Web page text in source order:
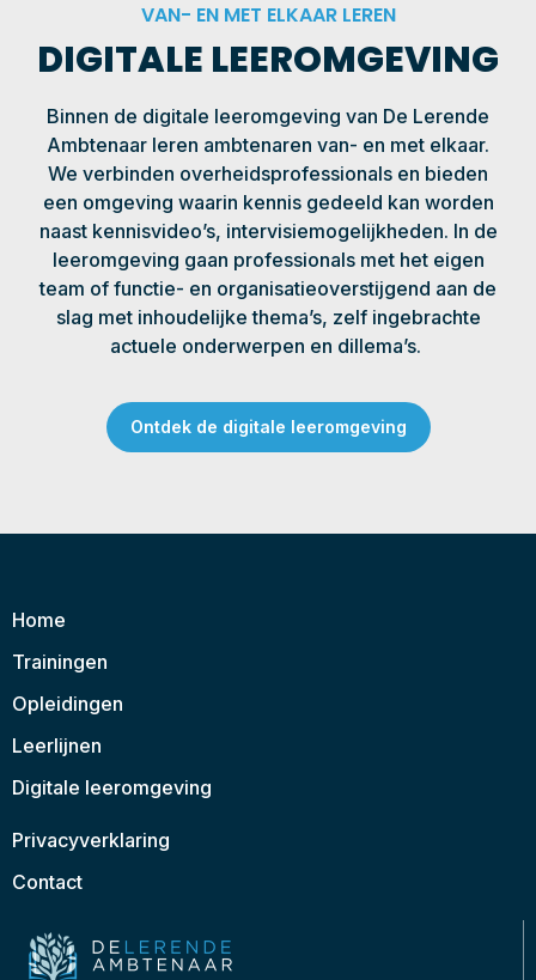
VAN- EN MET ELKAAR LEREN
DIGITALE LEEROMGEVING​
Binnen de digitale leeromgeving van De Lerende
Ambtenaar leren ambtenaren van- en met elkaar.
We verbinden overheidsprofessionals en bieden
een omgeving waarin kennis gedeeld kan worden
naast kennisvideo’s, intervisiemogelijkheden. In de
leeromgeving gaan professionals met het eigen
team of functie- en organisatieoverstijgend aan de
slag met inhoudelijke thema’s, zelf ingebrachte
actuele onderwerpen en dillema’s.
Ontdek de digitale leeromgeving
Home
Trainingen
Opleidingen
Leerlijnen
Digitale leeromgeving
Privacyverklaring
Contact